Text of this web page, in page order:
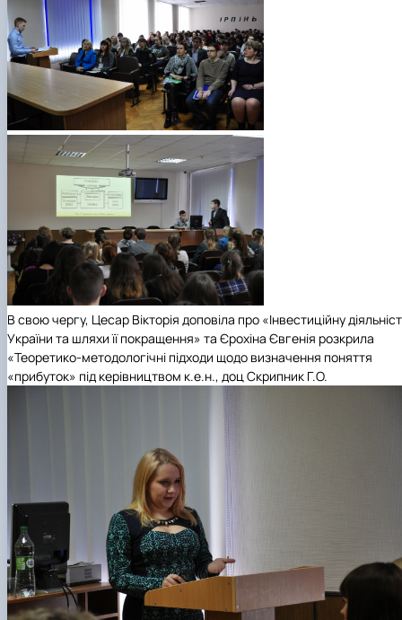
В свою чергу, Цесар Вікторія доповіла про «Інвестиційну
України та шляхи її покращення» та Єрохіна Євгенія розкрила
«Теоретико-методологічні підходи щодо визначення поняття
«прибуток» під керівництвом к.е.н., доц Скрипник Г.О.